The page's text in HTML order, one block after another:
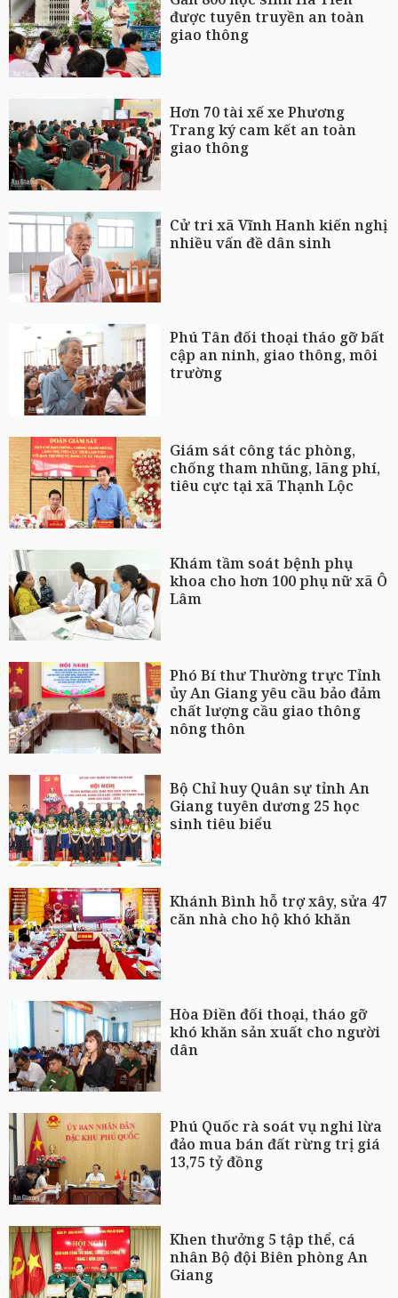
được tuyên truyền an toàn
giao thông
Hơn 70 tài xế xe Phương
Trang ký cam kết an toàn
giao thông
Cử tri xã Vĩnh Hanh kiến nghị
nhiều vấn đề dân sinh
Phú Tân đối thoại tháo gỡ bất
cập an ninh, giao thông, môi
trường
Giám sát công tác phòng,
chống tham nhũng, lãng phí,
tiêu cực tại xã Thạnh Lộc
Khám tầm soát bệnh phụ
khoa cho hơn 100 phụ nữ xã Ô
Lâm
Phó Bí thư Thường trực Tỉnh
ủy An Giang yêu cầu bảo đảm
chất lượng cầu giao thông
nông thôn
Bộ Chỉ huy Quân sự tỉnh An
Giang tuyên dương 25 học
sinh tiêu biểu
Khánh Bình hỗ trợ xây, sửa 47
căn nhà cho hộ khó khăn
Hòa Điền đối thoại, tháo gỡ
khó khăn sản xuất cho người
dân
Phú Quốc rà soát vụ nghi lừa
đảo mua bán đất rừng trị giá
13,75 tỷ đồng
Khen thưởng 5 tập thể, cá
nhân Bộ đội Biên phòng An
Giang